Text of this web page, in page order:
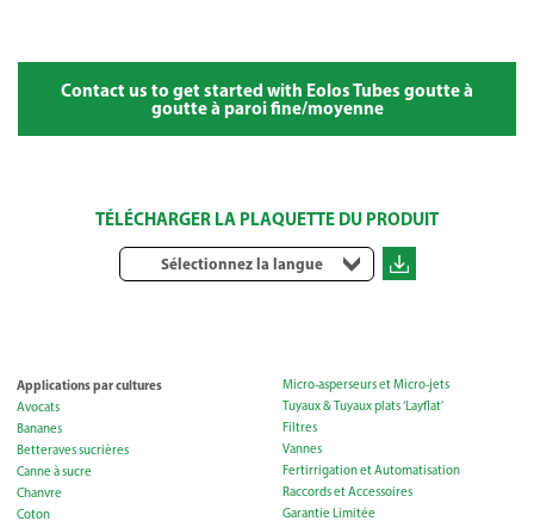
Contact us to get started with Eolos Tubes goutte à
goutte à paroi fine/moyenne
TÉLÉCHARGER LA PLAQUETTE DU PRODUIT
Sélectionnez la langue
Applications par cultures
Avocats
Bananes
Betteraves sucrières
Canne à sucre
Chanvre
Coton
Micro-asperseurs et Micro-jets
Tuyaux & Tuyaux plats ‘Layflat’
Filtres
Vannes
Fertirrigation et Automatisation
Raccords et Accessoires
Garantie Limitée